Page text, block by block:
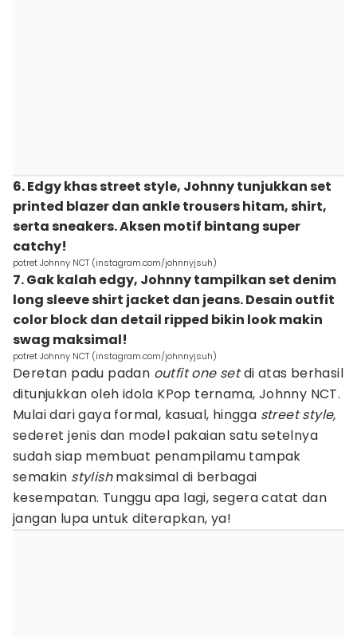
6. Edgy khas street style, Johnny tunjukkan set
printed blazer dan ankle trousers hitam, shirt,
serta sneakers. Aksen motif bintang super
catchy!
potret Johnny NCT (instagram.com/johnnyjsuh)
7. Gak kalah edgy, Johnny tampilkan set denim
long sleeve shirt jacket dan jeans. Desain outfit
color block dan detail ripped bikin look makin
swag maksimal!
potret Johnny NCT (instagram.com/johnnyjsuh)
Deretan padu padan outfit one setdi atas berhasil
ditunjukkan oleh idola KPop ternama, Johnny NCT.
Mulai dari gaya formal, kasual, hingga street style,
sederet jenis dan model pakaian satu setelnya
sudah siap membuat penampilamu tampak
semakin stylishmaksimal di berbagai
kesempatan. Tunggu apa lagi, segera catat dan
jangan lupa untuk diterapkan, ya!